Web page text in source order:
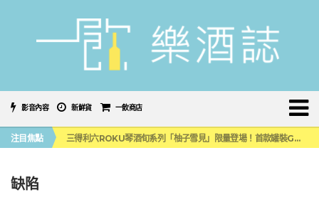
影音內容 新鮮貨 一飲商店
注目焦點
萬眾敲碗如期回歸！SUNMAI金色三麥3度攜手花蓮瓜農品牌「阿強西瓜」
三得利六ROKU琴酒旬系列「柚子雪見」限量登場！首款罐裝GIN SODA 10月同步上市
美國正式恢復蘇格蘭威士忌零關稅！烈酒產業再次迎來重磅利多
缺陷